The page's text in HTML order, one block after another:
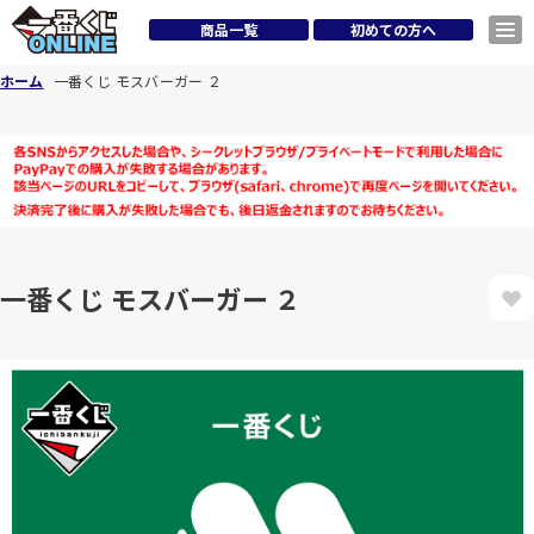
商品一覧 初めての方へ
ホーム 一番くじ モスバーガー ２
一番くじ モスバーガー ２